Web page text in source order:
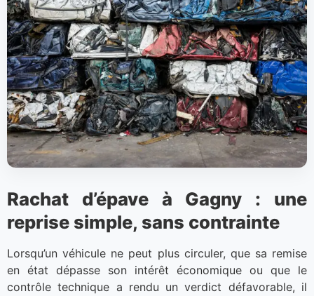
Rachat d’épave à Gagny : une
reprise simple, sans contrainte
Lorsqu’un véhicule ne peut plus circuler, que sa remise
en état dépasse son intérêt économique ou que le
contrôle technique a rendu un verdict défavorable, il